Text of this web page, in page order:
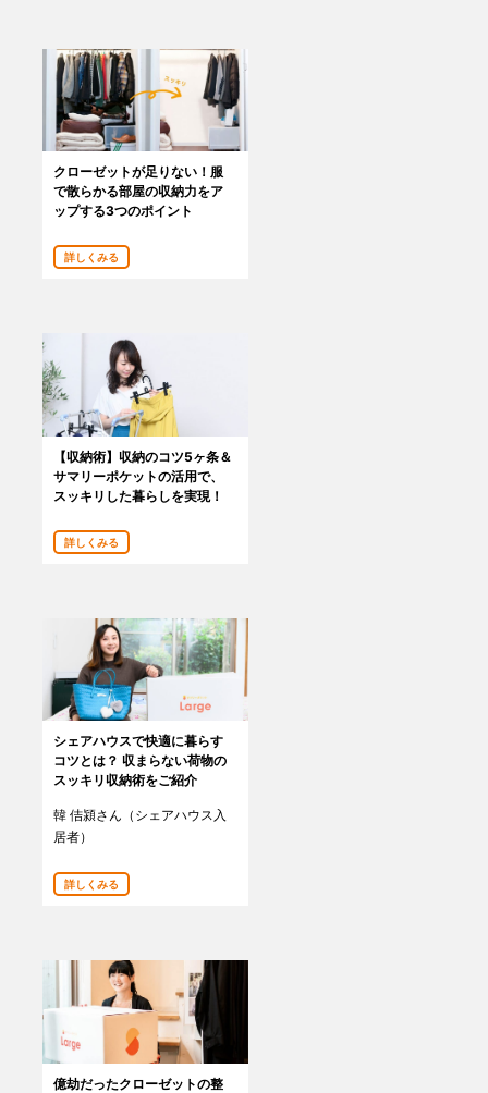
クローゼットが足りない！服
で散らかる部屋の収納力をア
ップする3つのポイント
詳しくみる
【収納術】収納のコツ5ヶ条＆
サマリーポケットの活用で、
スッキリした暮らしを実現！
詳しくみる
シェアハウスで快適に暮らす
コツとは？ 収まらない荷物の
スッキリ収納術をご紹介
韓 佶潁さん（シェアハウス入
居者）
詳しくみる
億劫だったクローゼットの整